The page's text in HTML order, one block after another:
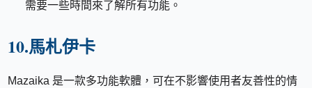
需要一些時間來了解所有功能。
10.馬札伊卡
Mazaika 是一款多功能軟體，可在不影響使用者友善性的情